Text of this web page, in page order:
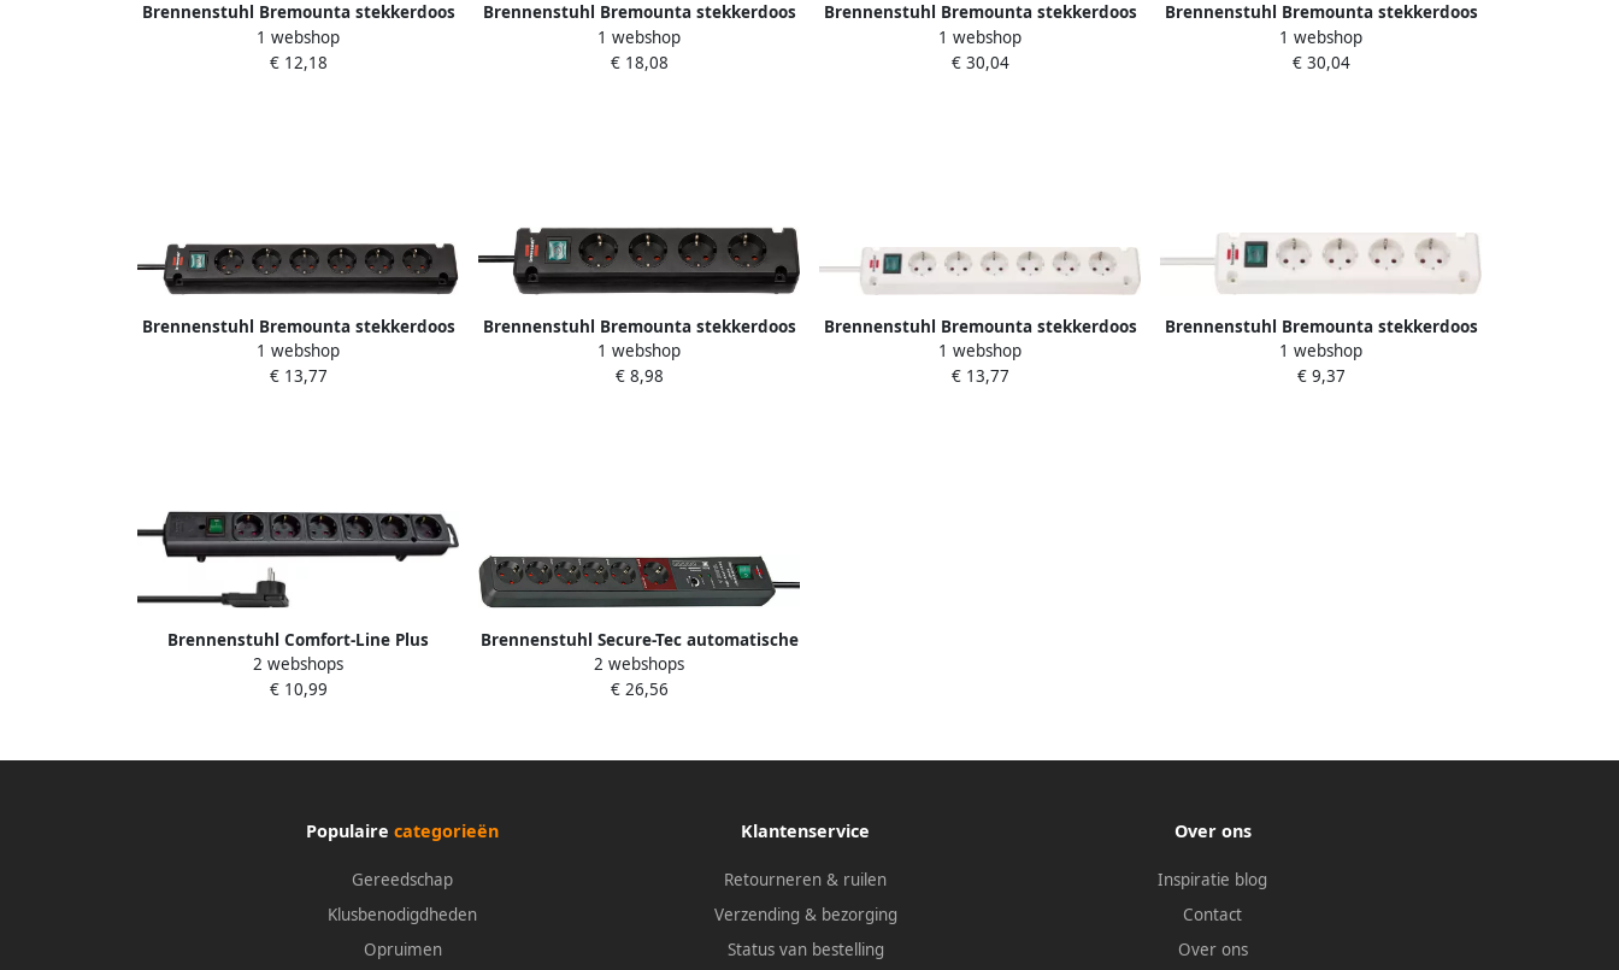
Brennenstuhl Bremounta stekkerdoos
| 4-voudig | Wit | 1 5m H05VV-F 3G1 5
| Met schakelaar | FR BE 1150651124
1 webshop
€ 12,18
Brennenstuhl Bremounta stekkerdoos
| 6-voudig | Wit | 3m H05VV-F 3G1 5 |
Met schakelaar | FR BE 1150651326
1 webshop
€ 18,08
Brennenstuhl Bremounta stekkerdoos
met 2 USB C-laadcontactdozen | 5-
voudig | Zwart | 3m H05VV-F 3G1 5
1 webshop
€ 30,04
Brennenstuhl Bremounta stekkerdoos
met 2 USB C-laadcontactdozen | 5-
voudig | Wit | 3m H05VV-F 3G1 5
1 webshop
€ 30,04
Brennenstuhl Bremounta stekkerdoos
6-voudig zwart 3m H05VV-F 3G1 5| per
4 1150650316
1 webshop
€ 13,77
Brennenstuhl Bremounta stekkerdoos
4-voudig zwart 1 5m H05VV-F 3G1 5|
per 4 1150650114
1 webshop
€ 8,98
Brennenstuhl Bremounta stekkerdoos
6-voudig wit 3m H05VV-F 3G1 5
1150650326
1 webshop
€ 13,77
Brennenstuhl Bremounta stekkerdoos
4-voudig wit 1 5m H05VV-F 3G1 5
1150650124
1 webshop
€ 9,37
Brennenstuhl Comfort-Line Plus
stekkerdoos met platte stekker 6-
voudig zwart 2m H05VV-F 3G1 5
2 webshops
€ 10,99
Brennenstuhl Secure-Tec automatische
stekkerdoos 19.500A 3m H05VV-F 3G1 5
1159490966
2 webshops
€ 26,56
Populaire categorieën
Gereedschap
Klusbenodigdheden
Opruimen
Klantenservice
Retourneren & ruilen
Verzending & bezorging
Status van bestelling
Over ons
Inspiratie blog
Contact
Over ons